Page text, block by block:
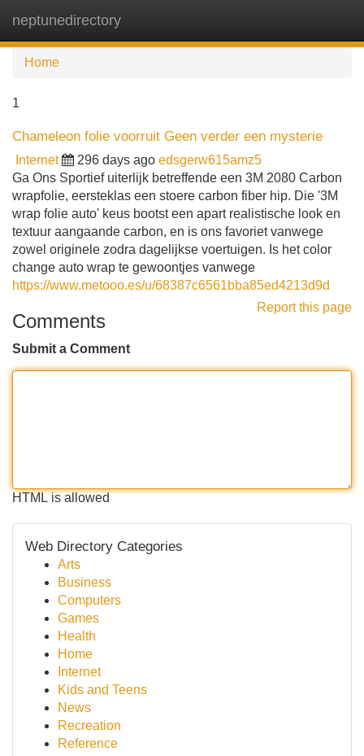
neptunedirectory
Home
1
Chameleon folie voorruit Geen verder een mysterie
Internet 296 days ago edsgerw615amz5
Ga Ons Sportief uiterlijk betreffende een 3M 2080 Carbon
wrapfolie, eersteklas een stoere carbon fiber hip. Die '3M
wrap folie auto' keus bootst een apart realistische look en
textuur aangaande carbon, en is ons favoriet vanwege
zowel originele zodra dagelijkse voertuigen. Is het color
change auto wrap te gewoontjes vanwege
https://www.metooo.es/u/68387c6561bba85ed4213d9d
Report this page
Comments
Submit a Comment
HTML is allowed
Web Directory Categories
Arts
Business
Computers
Games
Health
Home
Internet
Kids and Teens
News
Recreation
Reference